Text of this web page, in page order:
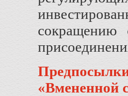
сокращению
«Вмененной